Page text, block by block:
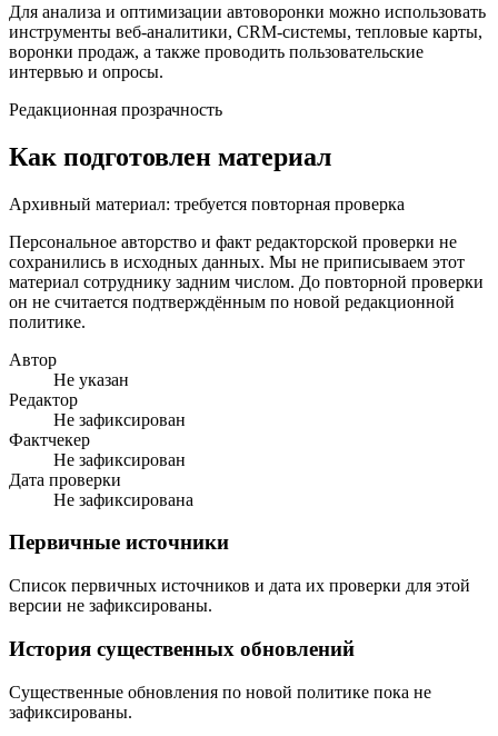
Для анализа и оптимизации автоворонки можно использовать
инструменты веб-аналитики, CRM-системы, тепловые карты,
воронки продаж, а также проводить пользовательские
интервью и опросы.
Редакционная прозрачность
Как подготовлен материал
Архивный материал: требуется повторная проверка
Персональное авторство и факт редакторской проверки не
сохранились в исходных данных. Мы не приписываем этот
материал сотруднику задним числом. До повторной проверки
он не считается подтверждённым по новой редакционной
политике.
Автор
Не указан
Редактор
Не зафиксирован
Фактчекер
Не зафиксирован
Дата проверки
Не зафиксирована
Первичные источники
Список первичных источников и дата их проверки для этой
версии не зафиксированы.
История существенных обновлений
Существенные обновления по новой политике пока не
зафиксированы.